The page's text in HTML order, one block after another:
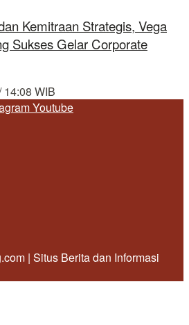
Kemitraan Strategis, Vega
Sukses Gelar Corporate
WIB
Youtube
| Situs Berita dan Informasi